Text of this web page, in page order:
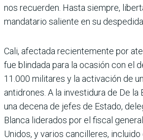
nos recuerden. Hasta siempre,
man­datario saliente en su
Cali, afectada recientemente por
fue blindada para la ocasión con el
11.000 militares y la activación de
antidrones. A la investidura de De la
una decena de jefes de Estado,
Blanca liderados por el fiscal
Unidos, y varios cancilleres, incluido